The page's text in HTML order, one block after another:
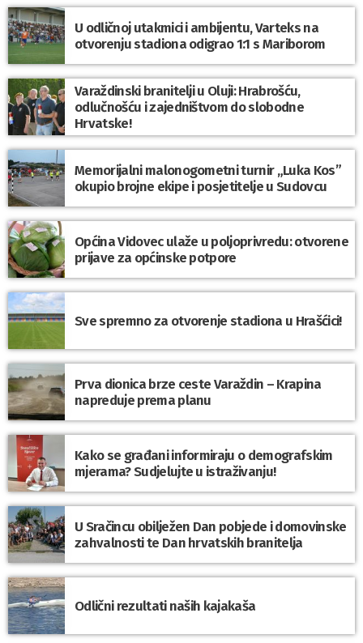
U odličnoj utakmici i ambijentu, Varteks na
otvorenju stadiona odigrao 1:1 s Mariborom
Varaždinski branitelji u Oluji: Hrabrošću,
odlučnošću i zajedništvom do slobodne
Hrvatske!
Memorijalni malonogometni turnir „Luka Kos”
okupio brojne ekipe i posjetitelje u Sudovcu
Općina Vidovec ulaže u poljoprivredu: otvorene
prijave za općinske potpore
Sve spremno za otvorenje stadiona u Hrašćici!
Prva dionica brze ceste Varaždin – Krapina
napreduje prema planu
Kako se građani informiraju o demografskim
mjerama? Sudjelujte u istraživanju!
U Sračincu obilježen Dan pobjede i domovinske
zahvalnosti te Dan hrvatskih branitelja
Odlični rezultati naših kajakaša